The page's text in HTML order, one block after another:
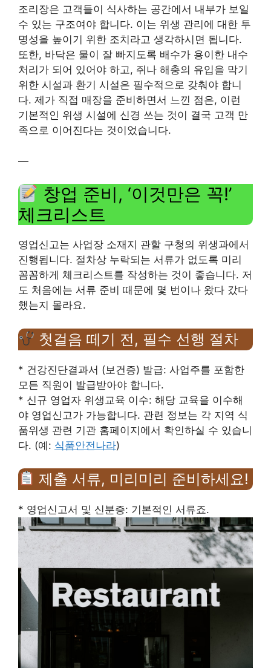
조리장은 고객들이 식사하는 공간에서 내부가 보일
수 있는 구조여야 합니다. 이는 위생 관리에 대한 투
명성을 높이기 위한 조치라고 생각하시면 됩니다.
또한, 바닥은 물이 잘 빠지도록 배수가 용이한 내수
처리가 되어 있어야 하고, 쥐나 해충의 유입을 막기
위한 시설과 환기 시설은 필수적으로 갖춰야 합니
다. 제가 직접 매장을 준비하면서 느낀 점은, 이런
기본적인 위생 시설에 신경 쓰는 것이 결국 고객 만
족으로 이어진다는 것이었습니다.
—
창업 준비, ‘이것만은 꼭!’
체크리스트
영업신고는 사업장 소재지 관할 구청의 위생과에서
진행됩니다. 절차상 누락되는 서류가 없도록 미리
꼼꼼하게 체크리스트를 작성하는 것이 좋습니다. 저
도 처음에는 서류 준비 때문에 몇 번이나 왔다 갔다
했는지 몰라요.
첫걸음 떼기 전, 필수 선행 절차
* 건강진단결과서 (보건증) 발급: 사업주를 포함한
모든 직원이 발급받아야 합니다.
* 신규 영업자 위생교육 이수: 해당 교육을 이수해
야 영업신고가 가능합니다. 관련 정보는 각 지역 식
품위생 관련 기관 홈페이지에서 확인하실 수 있습니
다. (예: 식품안전나라)
제출 서류, 미리미리 준비하세요!
* 영업신고서 및 신분증: 기본적인 서류죠.